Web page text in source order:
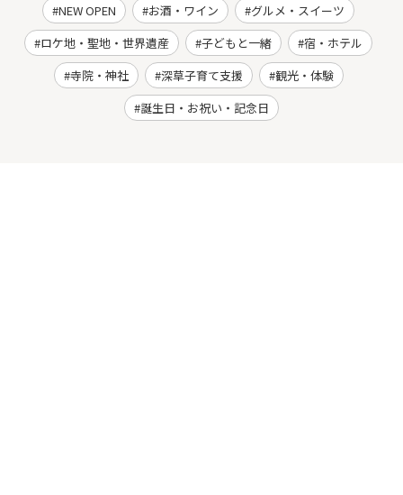
NEW OPEN お酒・ワイン
グルメ・スイーツ
ロケ地・聖地・世界遺産
子どもと一緒
宿・ホテル
寺院・神社
深草子育て支援
観光・体験
誕生日・お祝い・記念日